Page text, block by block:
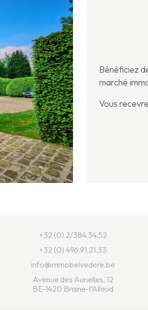
Bénéficiez
marché
Vous
+32 (0) 2/384.34.52
+32 (0) 496.91.21.33
info@immobelvedere.be
Avenue des Aunelles, 12
BE-1420 Braine-l’Alleud